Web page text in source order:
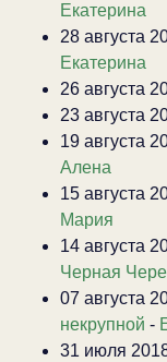
Екатерина
28 августа
Екатерина
26 августа
23 августа
19 августа
Алена
15 августа
Мария
14 августа
Черная
07 августа
некрупной -
31 июля